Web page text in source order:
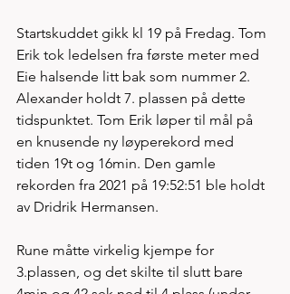
Startskuddet gikk kl 19 på Fredag. Tom
Erik tok ledelsen fra første meter med
Eie halsende litt bak som nummer 2.
Alexander holdt 7. plassen på dette
tidspunktet. Tom Erik løper til mål på
en knusende ny løyperekord med
tiden 19t og 16min. Den gamle
rekorden fra 2021 på 19:52:51 ble holdt
av Dridrik Hermansen.
Rune måtte virkelig kjempe for
3.plassen, og det skilte til slutt bare